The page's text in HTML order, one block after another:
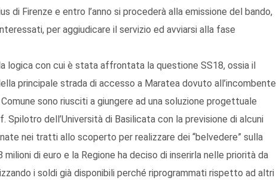
di Firenze e entro l’anno si procederà alla emissione del bando,
per aggiudicare il servizio ed avviarsi alla fase
logica con cui è stata affrontata la questione SS18, ossia il
principale strada di accesso a Maratea dovuto all’incombente
sono riusciti a giungere ad una soluzione progettuale
dell’Università di Basilicata con la previsione di alcuni
nei tratti allo scoperto per realizzare dei “belvedere” sulla
milioni di euro e la Regione ha deciso di inserirla nelle priorità da
i soldi già disponibili perché riprogrammati rispetto ad altri